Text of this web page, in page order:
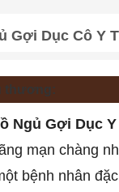
Gợi Dục Cô Y
thương:
Ngủ Gợi Dục Y
mạn chàng
bệnh nhân